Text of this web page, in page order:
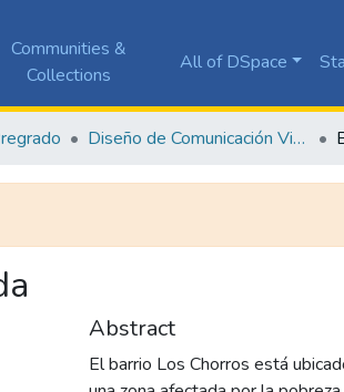
Communities &
Collections
All of DSpace
Diseño de Comunicación Visual
Abstract
El barrio Los Chorros está